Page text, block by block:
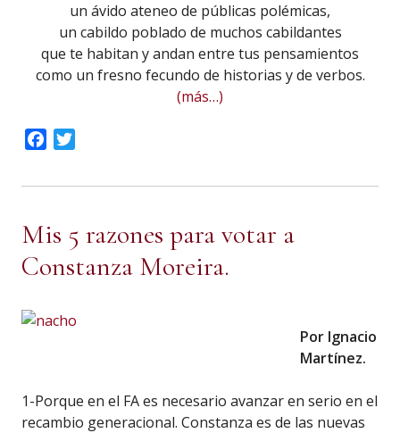
un ávido ateneo de públicas polémicas,
un cabildo poblado de muchos cabildantes
que te habitan y andan entre tus pensamientos
como un fresno fecundo de historias y de verbos.
(más…)
Facebook
Mis 5 razones para votar a
Constanza Moreira.
Por Ignacio
Martínez.
1-Porque en el FA es necesario avanzar en serio en el
recambio generacional. Constanza es de las nuevas